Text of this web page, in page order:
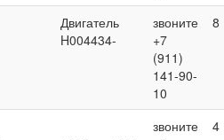
Двигатель
H004434-
звоните
+7
(911)
141-90-
10
8
звоните
4